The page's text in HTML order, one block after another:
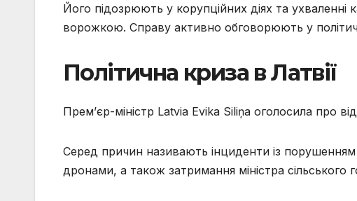
Його підозрюють у корупційних діях та ухваленні
ворожкою. Справу активно обговорюють у
Політична криза в Латвії
Прем’єр-міністр Latvia Evika Siliņa оголосила про
Серед причин називають інциденти із
дронами, а також затримання міністра сільського